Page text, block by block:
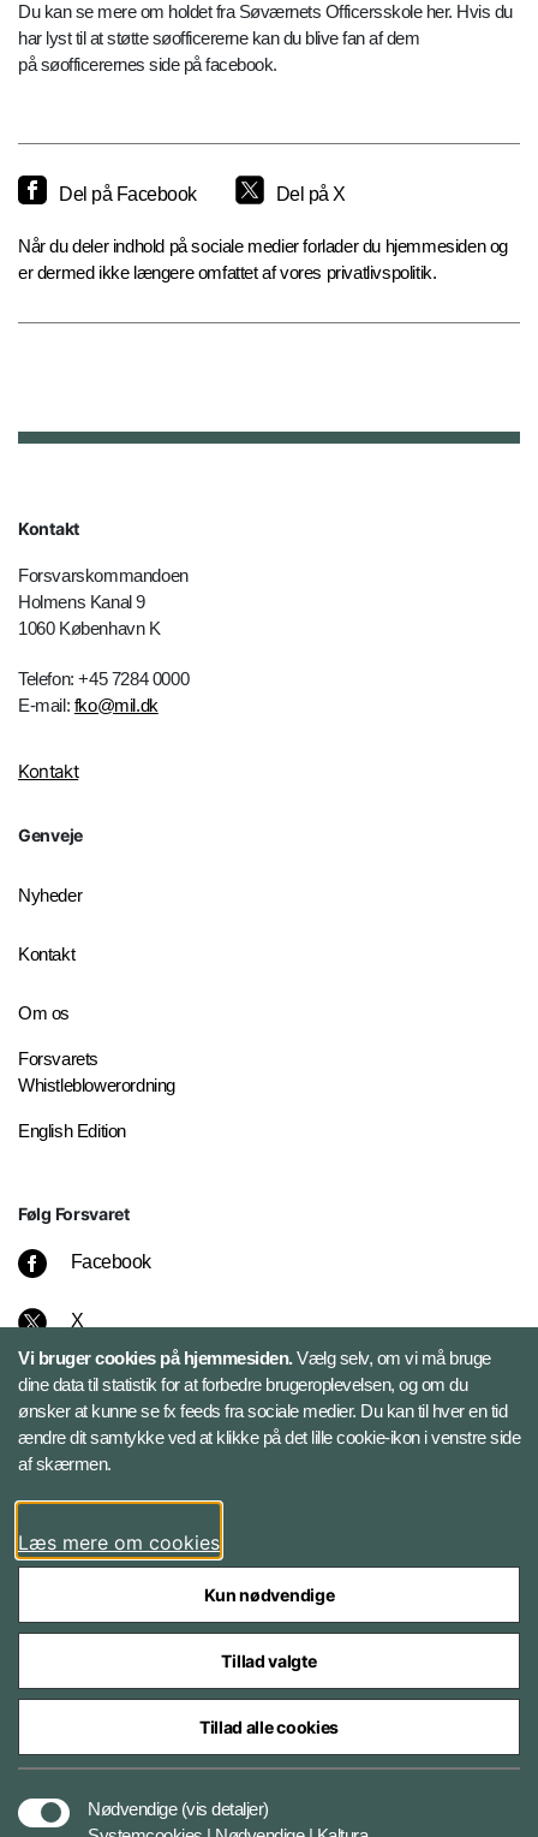
Du kan se mere om holdet fra Søværnets Officersskole her. Hvis du
har lyst til at støtte søofficererne kan du blive fan af dem
på søofficerernes side på facebook.
Del på Facebook Del på X
Når du deler indhold på sociale medier forlader du hjemmesiden og
er dermed ikke længere omfattet af vores privatlivspolitik.
Kontakt
Forsvarskommandoen
Holmens Kanal 9
1060 København K
Telefon: +45 7284 0000
E-mail: fko@mil.dk
Kontakt
Genveje
Nyheder
Kontakt
Om os
Forsvarets
Whistleblowerordning
English Edition
Følg Forsvaret
Facebook
X
Instagram
Bluesky
LinkedIn
Styrelser og myndigheder under Forsvarsministeriet
Vi bruger cookies på hjemmesiden.Vælg selv, om vi må bruge
dine data til statistik for at forbedre brugeroplevelsen, og om du
ønsker at kunne se fx feeds fra sociale medier. Du kan til hver en tid
ændre dit samtykke ved at klikke på det lille cookie-ikon i venstre side
af skærmen.
Læs mere om cookies
Kun nødvendige
Tillad valgte
Tillad alle cookies
Nødvendige (vis detaljer)